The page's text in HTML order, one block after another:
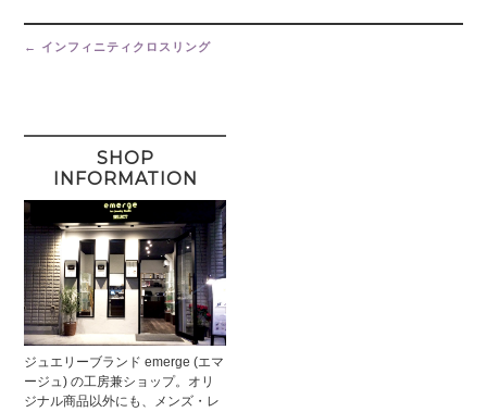
Post
navigation
← インフィニティクロスリング
SHOP
INFORMATION
ジュエリーブランド emerge (エマ
ージュ) の工房兼ショップ。オリ
ジナル商品以外にも、メンズ・レ